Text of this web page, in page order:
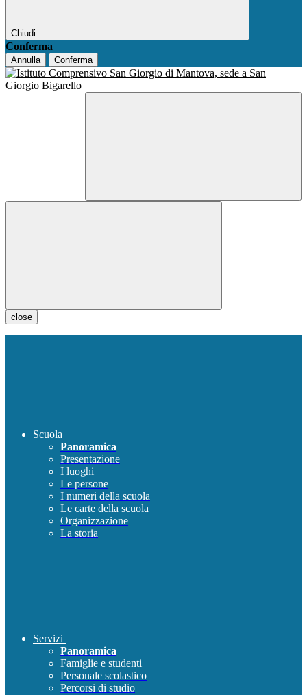
Chiudi
Conferma
Annulla Conferma
close
Scuola
Panoramica
Presentazione
I luoghi
Le persone
I numeri della scuola
Le carte della scuola
Organizzazione
La storia
Servizi
Panoramica
Famiglie e studenti
Personale scolastico
Percorsi di studio